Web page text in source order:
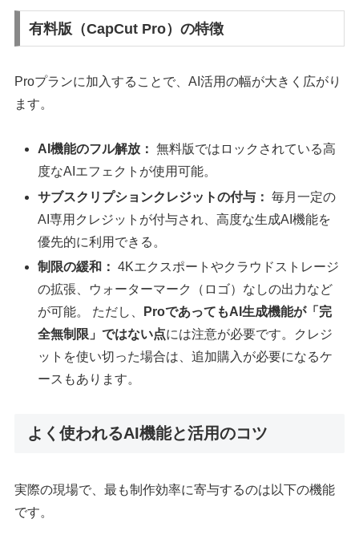
有料版（CapCut Pro）の特徴
Proプランに加入することで、AI活用の幅が大きく広がり
ます。
AI機能のフル解放： 無料版ではロックされている高
度なAIエフェクトが使用可能。
サブスクリプションクレジットの付与： 毎月一定の
AI専用クレジットが付与され、高度な生成AI機能を
優先的に利用できる。
制限の緩和： 4Kエクスポートやクラウドストレージ
の拡張、ウォーターマーク（ロゴ）なしの出力など
が可能。 ただし、
ProであってもAI生成機能が「完
全無制限」ではない点には注意が必要です。クレジ
ットを使い切った場合は、追加購入が必要になるケ
ースもあります。
よく使われるAI機能と活用のコツ
実際の現場で、最も制作効率に寄与するのは以下の機能
です。